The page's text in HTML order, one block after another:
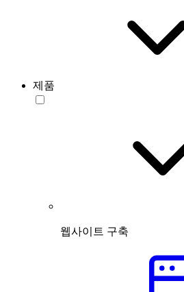
제품
웹사이트 구축